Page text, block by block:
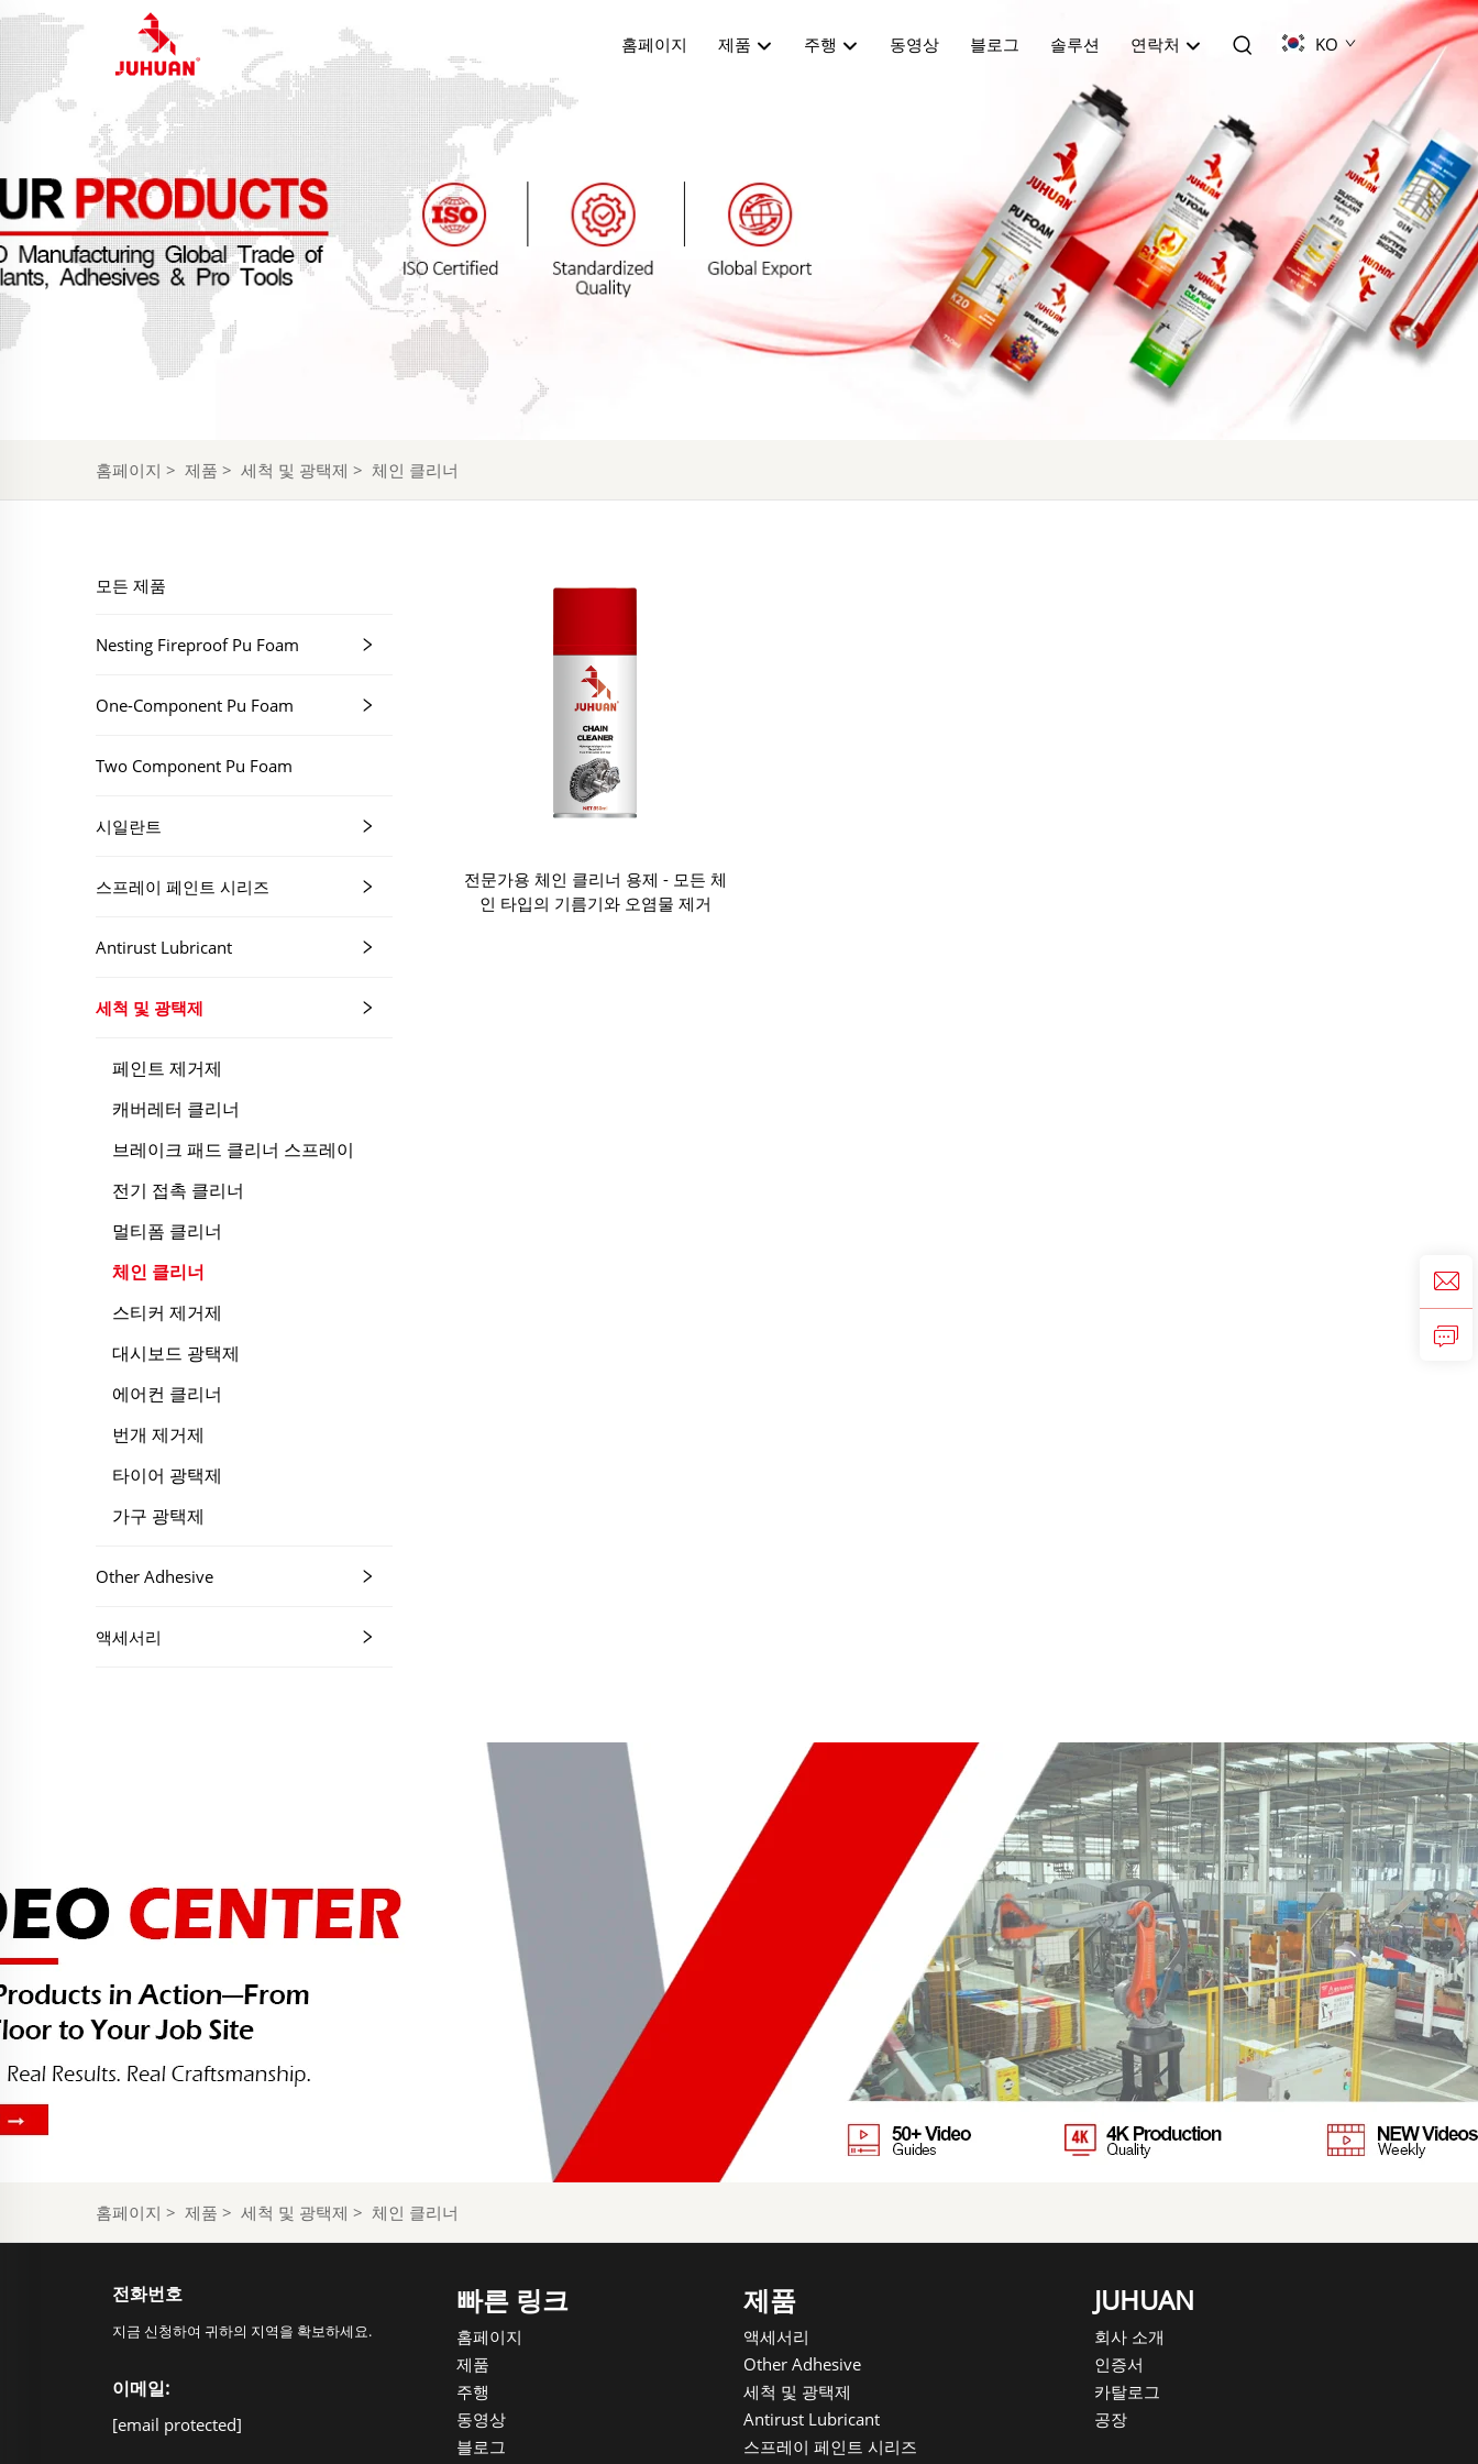
홈페이지 제품 주행 동영상 블로그 솔루션 연락처 KO
홈페이지 > 제품 > 세척 및 광택제 > 체인 클리너
모든 제품
Nesting Fireproof Pu Foam
One-Component Pu Foam
Two Component Pu Foam
시일란트
스프레이 페인트 시리즈
Antirust Lubricant
세척 및 광택제
페인트 제거제
캐버레터 클리너
브레이크 패드 클리너 스프레이
전기 접촉 클리너
멀티폼 클리너
체인 클리너
스티커 제거제
대시보드 광택제
에어컨 클리너
번개 제거제
타이어 광택제
가구 광택제
Other Adhesive
액세서리
전문가용 체인 클리너 용제 - 모든 체
인 타입의 기름기와 오염물 제거
홈페이지 > 제품 > 세척 및 광택제 > 체인 클리너
전화번호
지금 신청하여 귀하의 지역을 확보하세요.
이메일:
[email protected]
빠른 링크
홈페이지
제품
주행
동영상
블로그
제품
스프레이 페인트 시리즈
Antirust Lubricant
세척 및 광택제
Other Adhesive
액세서리
JUHUAN
회사 소개
인증서
카탈로그
공장